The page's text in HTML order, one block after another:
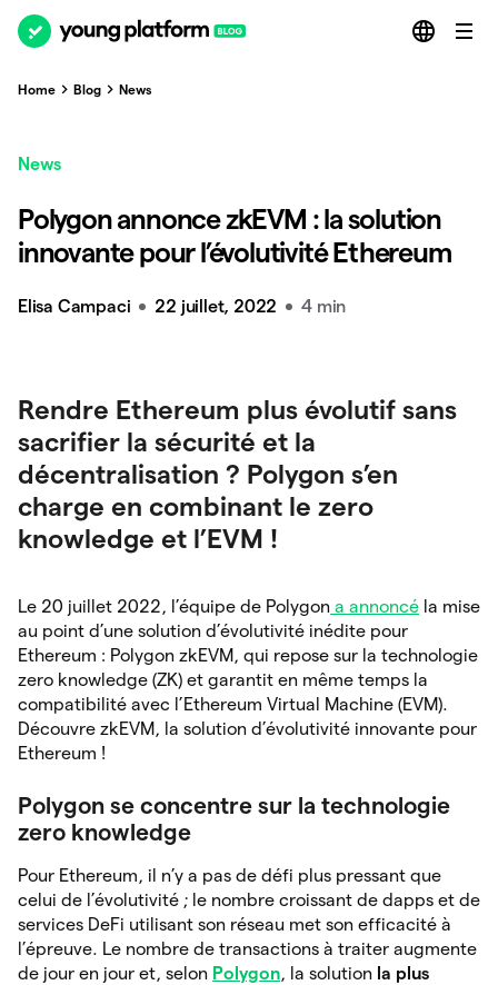
Home Blog News
News
Polygon annonce zkEVM : la solution
innovante pour l’évolutivité Ethereum
Elisa Campaci 22 juillet, 2022 4 min
Rendre Ethereum plus évolutif sans
sacrifier la sécurité et la
décentralisation ? Polygon s’en
charge en combinant le zero
knowledge et l’EVM !
Le 20 juillet 2022, l’équipe de Polygon a annoncé la mise
au point d’une solution d’évolutivité inédite pour
Ethereum : Polygon zkEVM, qui repose sur la technologie
zero knowledge (ZK) et garantit en même temps la
compatibilité avec l’Ethereum Virtual Machine (EVM).
Découvre zkEVM, la solution d’évolutivité innovante pour
Ethereum !
Polygon se concentre sur la technologie
zero knowledge
Pour Ethereum, il n’y a pas de défi plus pressant que
celui de l’évolutivité ; le nombre croissant de dapps et de
services DeFi utilisant son réseau met son efficacité à
l’épreuve. Le nombre de transactions à traiter augmente
de jour en jour et, selon Polygon, la solution la plus